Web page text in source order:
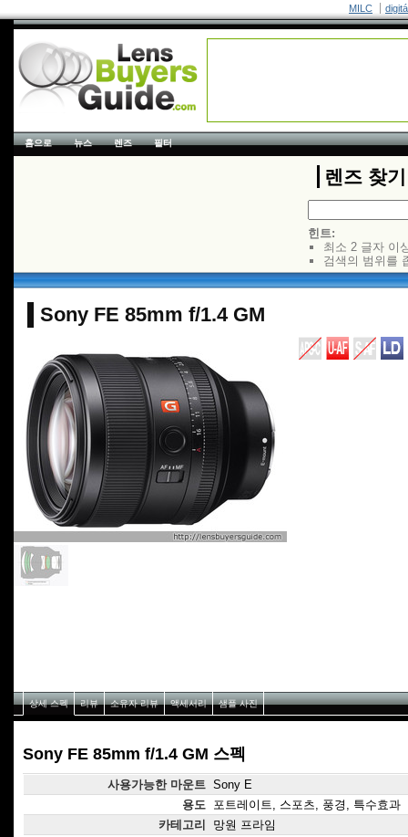
MILC
홈으로 뉴스 렌즈 필터
렌즈 찾기
힌트:
최소 2 글자 이
검색의 범위를
Sony FE 85mm f/1.4 GM
상세 스펙 리뷰 소유자 리뷰 액세서리 샘플 사진
Sony FE 85mm f/1.4 GM 스펙
사용가능한 마운트 Sony E
용도 포트레이트, 스포츠, 풍경, 특수효과
카테고리
망원 프라임